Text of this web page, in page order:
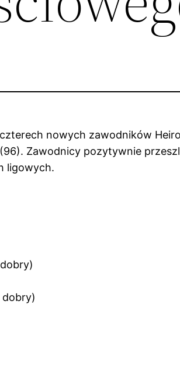
nowych zawodników
Zawodnicy pozytywnie
ligowych.
dobry)